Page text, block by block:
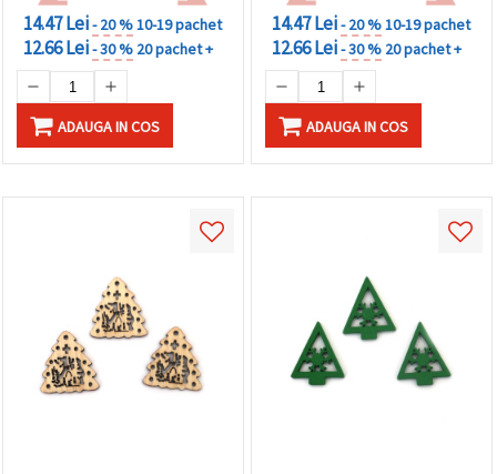
14.47 Lei- 20 %10-19 pachet
12.66 Lei- 30 % 20 pachet +
ADAUGA IN COS
14.47 Lei- 20 %10-19 pachet
12.66 Lei- 30 % 20 pachet +
ADAUGA IN COS